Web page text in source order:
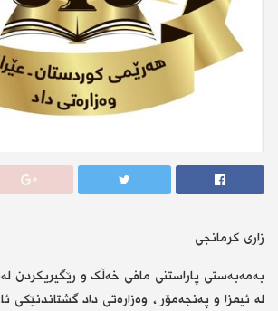
زاری كرمانجی
بەمەبەستی پاراستنی مافی خەڵک و رێگیریکردن
لە ئیمزا و پەنجەمۆر ، وەزارەتی داد گشتاندنێکی